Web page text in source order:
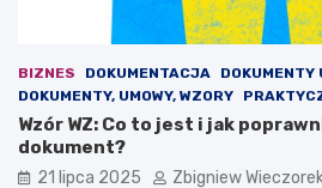
BIZNES DOKUMENTACJA
DOKUMENTY
DOKUMENTY, UMOWY, WZORY
Wzór WZ: Co to jest i jak
dokument?
21 lipca 2025 Zbigniew